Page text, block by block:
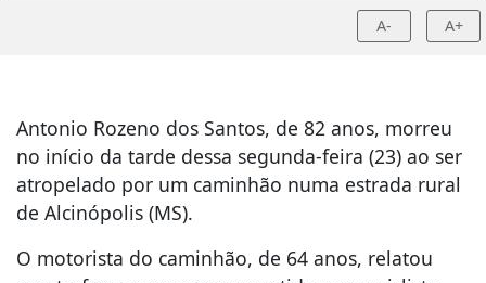
A- A+
Antonio Rozeno dos Santos, de 82 anos, morreu
no início da tarde dessa segunda-feira (23) ao ser
atropelado por um caminhão numa estrada rural
de Alcinópolis (MS).
O motorista do caminhão, de 64 anos, relatou